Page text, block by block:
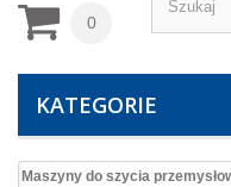
0
KATEGORIE
Maszyny do szycia